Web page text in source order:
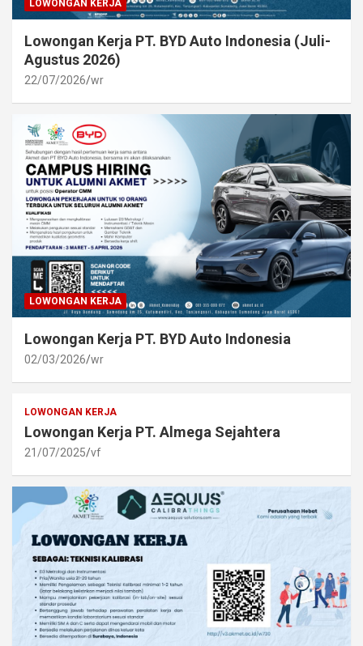
LOWONGAN KERJA
Lowongan Kerja PT. BYD Auto Indonesia (Juli-
Agustus 2026)
22/07/2026 wr
LOWONGAN KERJA
Lowongan Kerja PT. BYD Auto Indonesia
02/03/2026 wr
LOWONGAN KERJA
Lowongan Kerja PT. Almega Sejahtera
21/07/2025 vf